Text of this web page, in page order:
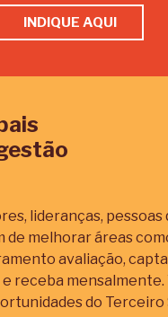
INDIQUE AQUI
lideranças, pessoas
melhorar áreas
avaliação,
receba
do Terceiro